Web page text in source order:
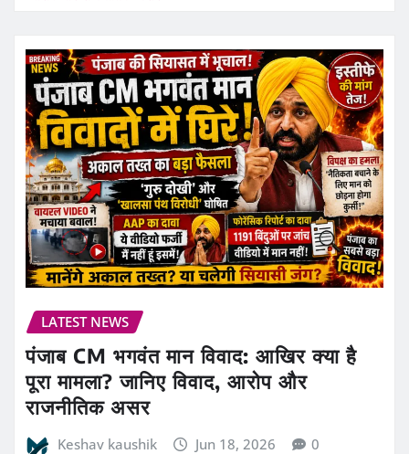
LATEST NEWS
पंजाब CM भगवंत मान विवाद: आखिर क्या है
पूरा मामला? जानिए विवाद, आरोप और
राजनीतिक असर
Keshav kaushik Jun 18, 2026 0